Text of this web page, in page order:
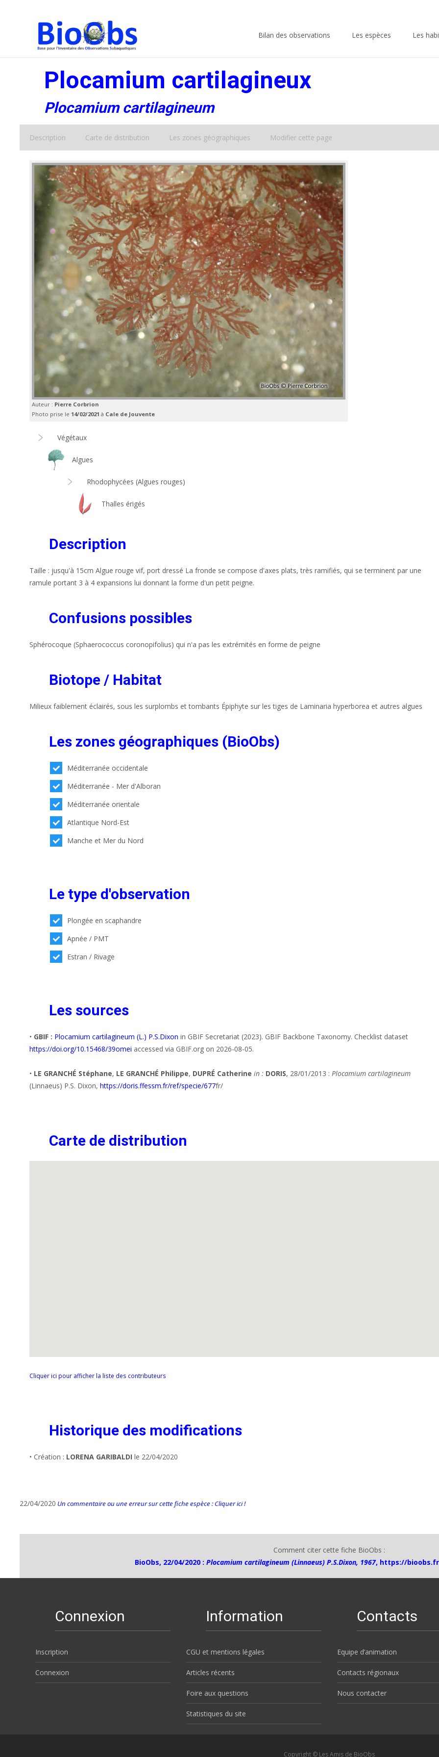
Bilan des observations Les espèces Les
Plocamium cartilagineux
Plocamium cartilagineum
Description Carte de distribution Les zones géographiques Modifier cette page
Auteur : Pierre Corbrion
Photo prise le 14/02/2021 à Cale de Jouvente
Végétaux
Algues
Rhodophycées (Algues rouges)
Thalles érigés
Description
Taille : jusqu'à 15cm Algue rouge vif, port dressé La fronde se compose d'axes plats, très ramifiés, qui se terminent par une
ramule portant 3 à 4 expansions lui donnant la forme d'un petit peigne.
Confusions possibles
Sphérocoque (Sphaerococcus coronopifolius) qui n'a pas les extrémités en forme de peigne
Biotope / Habitat
Milieux faiblement éclairés, sous les surplombs et tombants Épiphyte sur les tiges de Laminaria hyperborea et autres algues
Les zones géographiques (BioObs)
Méditerranée occidentale
Méditerranée - Mer d'Alboran
Méditerranée orientale
Atlantique Nord-Est
Manche et Mer du Nord
Le type d'observation
Plongée en scaphandre
Apnée / PMT
Estran / Rivage
Les sources
• GBIF : Plocamium cartilagineum (L.) P.S.Dixon in GBIF Secretariat (2023). GBIF Backbone Taxonomy. Checklist dataset
https://doi.org/10.15468/39omei accessed via GBIF.org on 2026-08-05.
• LE GRANCHÉ Stéphane, LE GRANCHÉ Philippe, DUPRÉ Catherine in : DORIS, 28/01/2013 : Plocamium cartilagineum
(Linnaeus) P.S. Dixon, https://doris.ffessm.fr/ref/specie/677fr/
Carte de distribution
Cliquer ici pour afficher la liste des contributeurs
Historique des modifications
• Création : LORENA GARIBALDI le 22/04/2020
22/04/2020 Un commentaire ou une erreur sur cette fiche espèce : Cliquer ici !
Comment citer cette fiche BioObs :
BioObs, 22/04/2020 : Plocamium cartilagineum (Linnaeus) P.S.Dixon, 1967, https://
Connexion
Inscription
Connexion
Information
CGU et mentions légales
Articles récents
Foire aux questions
Statistiques du site
Contacts
Equipe d’animation
Contacts régionaux
Nous contacter
Copyright © Les Amis de BioObs